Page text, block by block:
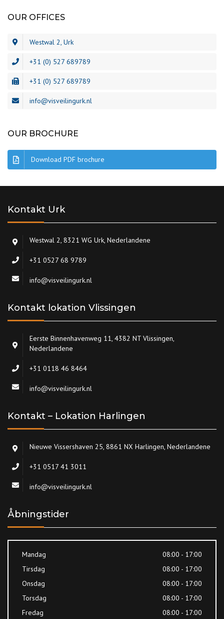
OUR OFFICES
Westwal 2, Urk
+31 (0) 527 689789
+31 (0) 527 689789
info@visveilingurk.nl
OUR BROCHURE
Download PDF brochure
Kontakt Urk
Westwal 2, 8321 WG Urk, Nederlandene
+31 0527 68 9789
info@visveilingurk.nl
Kontakt lokation Vlissingen
Eerste Binnenhavenweg 11, 4382 NT Vlissingen,
Nederlandene
+31 0118 46 8464
info@visveilingurk.nl
Kontakt – Lokation Harlingen
Nieuwe Vissershaven 25, 8861 NX Harlingen, Nederlandene
+31 0517 41 3011
info@visveilingurk.nl
Åbningstider
Mandag
08:00 - 17:00
Tirsdag
08:00 - 17:00
Onsdag
08:00 - 17:00
Torsdag
08:00 - 17:00
Fredag
08:00 - 17:00